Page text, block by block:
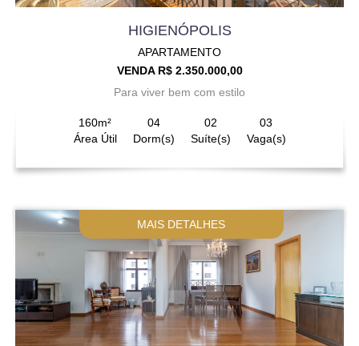
HIGIENÓPOLIS
APARTAMENTO
VENDA R$ 2.350.000,00
Para viver bem com estilo
160m²
Área Útil
04
Dorm(s)
02
Suíte(s)
03
Vaga(s)
MAIS DETALHES